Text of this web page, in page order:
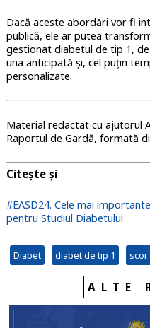
Dacă aceste abordări vor fi
publică, ele ar putea
gestionat diabetul de tip 1,
una anticipată și, cel puțin
personalizate.
Material redactat cu ajutorul
Raportul de Gardă, formată
Citește și
#EASD24. Cele mai
pentru Studiul Diabetului
Diabet diabet de tip 1
ALTE